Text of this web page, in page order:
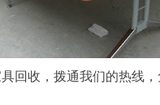
回收，拨通我们的热线